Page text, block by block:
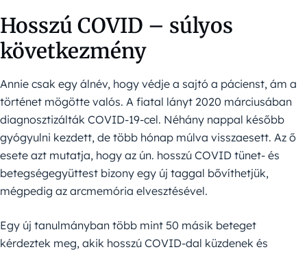
Hosszú COVID – súlyos
következmény
Annie csak egy álnév, hogy védje a sajtó a pácienst, ám a
történet mögötte valós. A fiatal lányt 2020 márciusában
diagnosztizálták COVID-19-cel. Néhány nappal később
gyógyulni kezdett, de több hónap múlva visszaesett. Az ő
esete azt mutatja, hogy az ún. hosszú COVID tünet- és
betegségegyüttest bizony egy új taggal bővíthetjük,
mégpedig az arcmemória elvesztésével.
Egy új tanulmányban több mint 50 másik beteget
kérdeztek meg, akik hosszú COVID-dal küzdenek és